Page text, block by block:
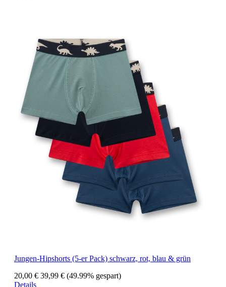
Jungen-Hipshorts (5-er Pack) schwarz, rot, blau & grün
20,00 € 39,99 € (49.99% gespart)
Details